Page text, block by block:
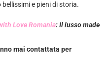
e pieni di storia.
Love Romania: Il lusso made
mai contattata per